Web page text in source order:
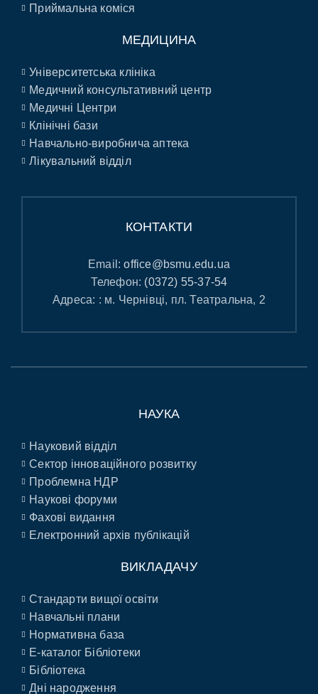
Приймальна коміся
МЕДИЦИНА
Університетська клініка
Медичний консультативний центр
Медичні Центри
Клінічні бази
Навчально-виробнича аптека
Лікувальний відділ
КОНТАКТИ
Email:office@bsmu.edu.ua
Телефон: (0372) 55-37-54
Адреса: : м. Чернівці, пл. Театральна, 2
НАУКА
Науковий відділ
Сектор інноваційного розвитку
Проблемна НДР
Наукові форуми
Фахові видання
Електронний архів публікацій
ВИКЛАДАЧУ
Стандарти вищої освіти
Навчальні плани
Нормативна база
E-каталог Бібліотеки
Бібліотека
Дні народження